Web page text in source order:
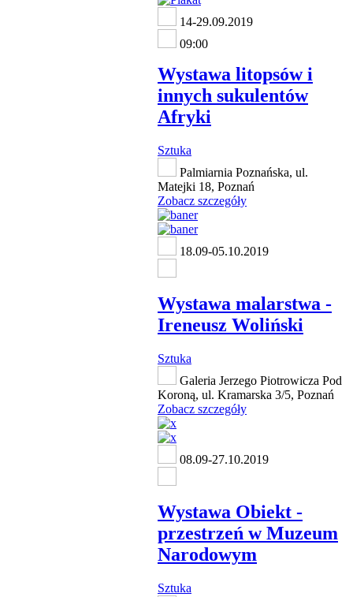
14-29.09.2019
09:00
Wystawa litopsów i
innych sukulentów
Afryki
Sztuka
Palmiarnia Poznańska, ul.
Matejki 18, Poznań
Zobacz szczegóły
18.09-05.10.2019
Wystawa malarstwa -
Ireneusz Woliński
Sztuka
Galeria Jerzego Piotrowicza Pod
Koroną, ul. Kramarska 3/5, Poznań
Zobacz szczegóły
08.09-27.10.2019
Wystawa Obiekt -
przestrzeń w Muzeum
Narodowym
Sztuka